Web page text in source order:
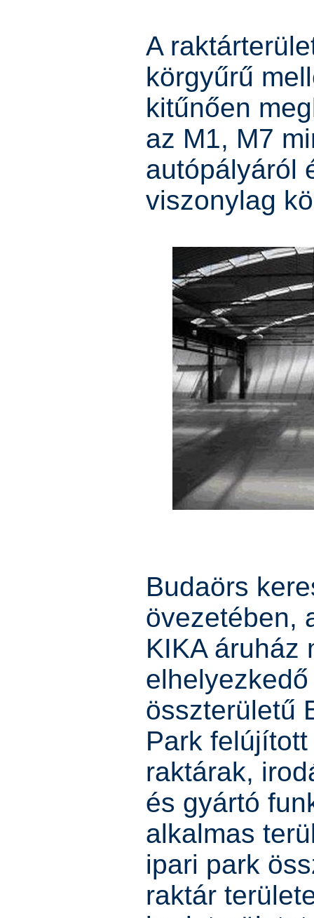
A
körgyűrű
kitűnően
az M1, M7
autópályáról
viszonylag
Budaörs
övezetében,
KIKA áruház
összterületű
Park
raktárak,
és gyártó
alkalmas
ipari park
raktár